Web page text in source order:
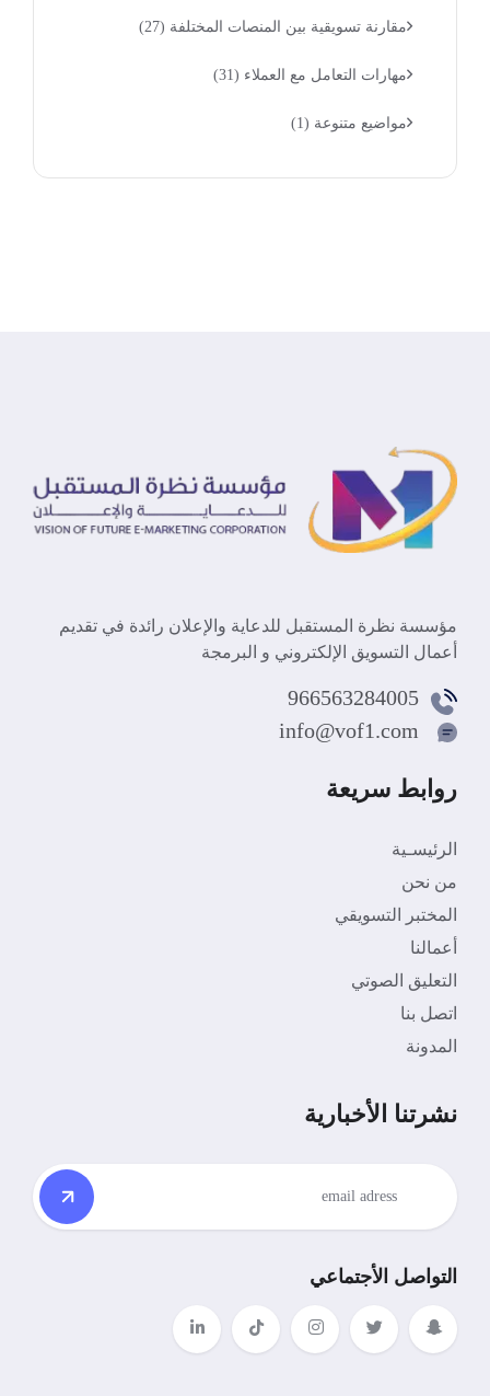
مقارنة تسويقية بين المنصات المختلفة (27)
مهارات التعامل مع العملاء (31)
مواضيع متنوعة (1)
مؤسسة نظرة المستقبل للدعاية والإعلان رائدة في تقديم
أعمال التسويق الإلكتروني و البرمجة
966563284005
info@vof1.com
روابط سريعة
الرئيسـية
من نحن
المختبر التسويقي
أعمالنا
التعليق الصوتي
اتصل بنا
المدونة
نشرتنا الأخبارية
التواصل الأجتماعي